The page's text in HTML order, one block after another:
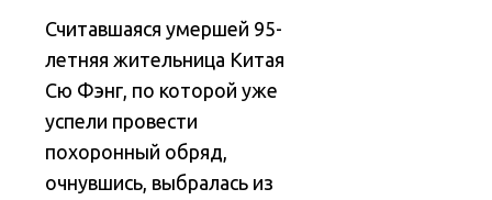
Считавшаяся умершей 95-
летняя жительница Китая
Сю Фэнг, по которой уже
успели провести
похоронный обряд,
очнувшись, выбралась из